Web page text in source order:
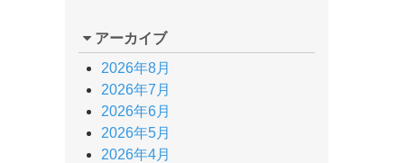
アーカイブ
2026年8月
2026年7月
2026年6月
2026年5月
2026年4月